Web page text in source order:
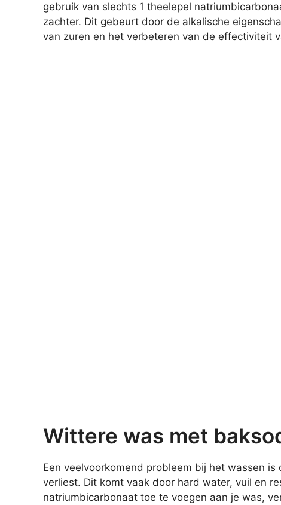
gebruik van slechts 1 theelepel
zachter. Dit gebeurt door de alkalische
van zuren en het verbeteren van de effectiviteit
Wittere was met
Een veelvoorkomend probleem bij het wassen
verliest. Dit komt vaak door hard water, vuil en
natriumbicarbonaat toe te voegen aan je was,